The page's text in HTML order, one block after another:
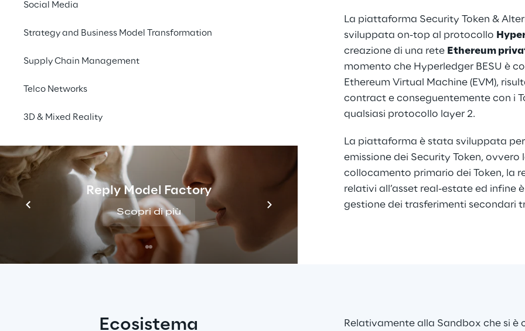
Social Media
Strategy and Business Model Transformation
Supply Chain Management
Telco Networks
3D & Mixed Reality
Reply Model Factory
Scopri di più
Prebuilt AI Apps
La piattaforma Security Token &
sviluppata on-top al protocollo
creazione di una rete Ethereum
momento che Hyperledger BESU è
Ethereum Virtual Machine (EVM),
contract e conseguentemente con i
qualsiasi protocollo layer 2.
La piattaforma è stata sviluppata
emissione dei Security Token, ovvero
collocamento primario dei Token, la
relativi all’asset real-estate ed infine
gestione dei trasferimenti secondari
Ecosistema
Relativamente alla Sandbox che si è